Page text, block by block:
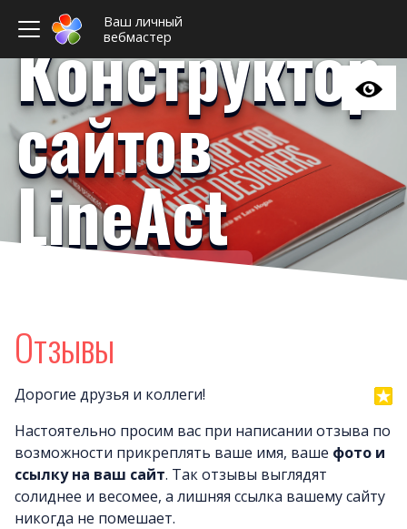
Ваш личный
вебмастер
Почему LineAct
О
Конструктор
сайтов
LineAct
Ваш личный вебмастер
Отзывы
Дорогие друзья и коллеги!
Настоятельно просим вас при написании отзыва по
возможности прикреплять ваше имя, ваше фото и
ссылку на ваш сайт. Так отзывы выглядят
солиднее и весомее, а лишняя ссылка вашему сайту
никогда не помешает.